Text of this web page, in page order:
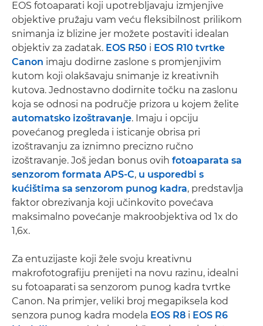
EOS fotoaparati koji upotrebljavaju izmjenjive
objektive pružaju vam veću fleksibilnost prilikom
snimanja iz blizine jer možete postaviti idealan
objektiv za zadatak. EOS R50 i EOS R10 tvrtke
Canon imaju dodirne zaslone s promjenjivim
kutom koji olakšavaju snimanje iz kreativnih
kutova. Jednostavno dodirnite točku na zaslonu
koja se odnosi na područje prizora u kojem želite
automatsko izoštravanje. Imaju i opciju
povećanog pregleda i isticanje obrisa pri
izoštravanju za iznimno precizno ručno
izoštravanje. Još jedan bonus ovih fotoaparata sa
senzorom formata APS-C, u usporedbi s
kućištima sa senzorom punog kadra, predstavlja
faktor obrezivanja koji učinkovito povećava
maksimalno povećanje makroobjektiva od 1x do
1,6x.
Za entuzijaste koji žele svoju kreativnu
makrofotografiju prenijeti na novu razinu, idealni
su fotoaparati sa senzorom punog kadra tvrtke
Canon. Na primjer, veliki broj megapiksela kod
senzora punog kadra modela EOS R8 i EOS R6